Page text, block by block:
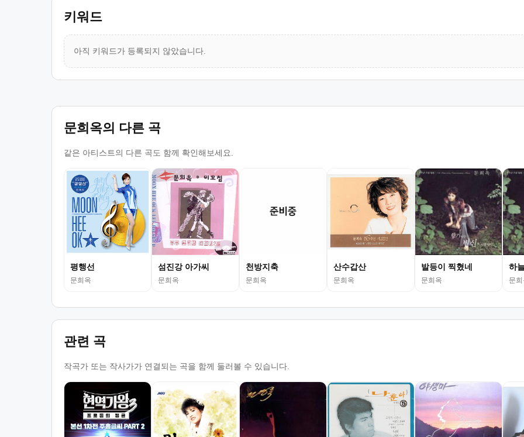
키워드
아직 키워드가 등록되지 않았습니다.
문희옥의 다른 곡
같은 아티스트의 다른 곡도 함께 확인해보세요.
평행선
문희옥
섬진강 아가씨
문희옥
천방지축
문희옥
산수갑산
문희옥
발등이 찍혔네
문희옥
하
문
관련 곡
작곡가 또는 작사가가 연결되는 곡을 함께 둘러볼 수 있습니다.